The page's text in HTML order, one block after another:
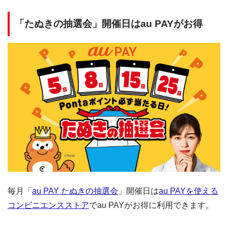
「たぬきの抽選会」開催日はau PAYがお得
毎月「 au PAY たぬきの抽選会 」開催日はau PAYを使える
コンビニエンスストアでau PAYがお得に利用できます。